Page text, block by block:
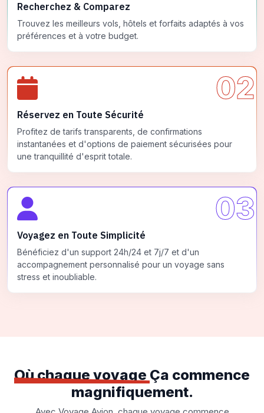
Recherchez & Comparez
Trouvez les meilleurs vols, hôtels et forfaits adaptés à vos
préférences et à votre budget.
02
Réservez en Toute Sécurité
Profitez de tarifs transparents, de confirmations
instantanées et d'options de paiement sécurisées pour
une tranquillité d'esprit totale.
03
Voyagez en Toute Simplicité
Bénéficiez d'un support 24h/24 et 7j/7 et d'un
accompagnement personnalisé pour un voyage sans
stress et inoubliable.
Où chaque voyage Ça commence
magnifiquement.